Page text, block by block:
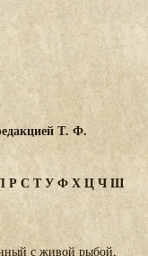
Т. Ф.
РС ТУФХЦЧШ
с живой рыбой,